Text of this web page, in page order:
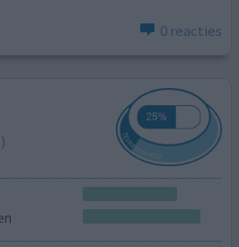
0 reacties